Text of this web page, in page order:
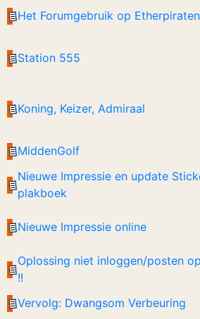
Het Forumgebruik op
Station 555
Koning, Keizer, Admiraal
MiddenGolf
Nieuwe Impressie en update
plakboek
Nieuwe Impressie online
Oplossing niet inloggen/posten
!!
Vervolg: Dwangsom Verbeuring